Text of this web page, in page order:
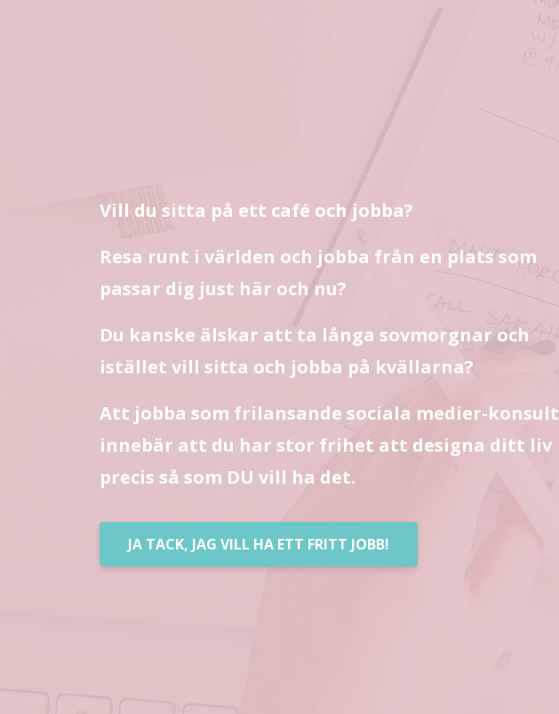
Vill du sitta på ett café och jobba?
Resa runt i världen och jobba från en plats som
passar dig just här och nu?
Du kanske älskar att ta långa sovmorgnar och
istället vill sitta och jobba på kvällarna?
Att jobba som frilansande sociala medier-konsult
innebär att du har stor frihet att designa ditt liv
precis så som DU vill ha det.
JA TACK, JAG VILL HA ETT FRITT JOBB!